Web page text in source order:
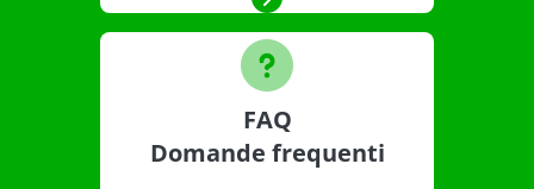
FAQ
Domande frequenti